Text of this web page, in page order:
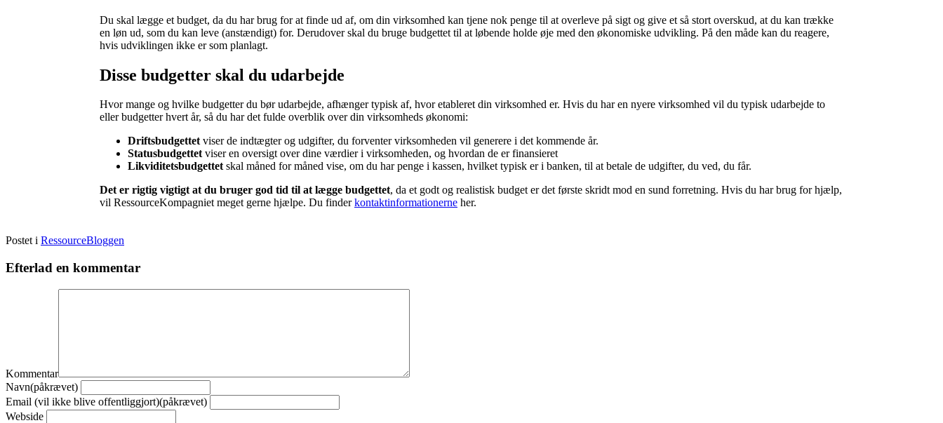
Du skal lægge et budget, da du har brug for at finde ud af, om din virksomhed kan tjene nok penge til at overleve på sigt og give et så stort overskud, at du kan trække
en løn ud, som du kan leve (anstændigt) for. Derudover skal du bruge budgettet til at løbende holde øje med den økonomiske udvikling. På den måde kan du reagere,
hvis udviklingen ikke er som planlagt.
Disse budgetter skal du udarbejde
Hvor mange og hvilke budgetter du bør udarbejde, afhænger typisk af, hvor etableret din virksomhed er. Hvis du har en nyere virksomhed vil du typisk udarbejde to
eller budgetter hvert år, så du har det fulde overblik over din virksomheds økonomi:
Driftsbudgettetviser de indtægter og udgifter, du forventer virksomheden vil generere i det kommende år.
Statusbudgettetviser en oversigt over dine værdier i virksomheden, og hvordan de er finansieret
Likviditetsbudgettetskal måned for måned vise, om du har penge i kassen, hvilket typisk er i banken, til at betale de udgifter, du ved, du får.
Det er rigtig vigtigt at du bruger god tid til at lægge budgettet, da et godt og realistisk budget er det første skridt mod en sund forretning. Hvis du har brug for hjælp,
vil RessourceKompagniet meget gerne hjælpe. Du finderkontaktinformationerne her.
Postet i RessourceBloggen
Efterlad en kommentar
Kommentar
Navn(påkrævet)
Email (vil ikke blive offentliggjort)(påkrævet)
Webside